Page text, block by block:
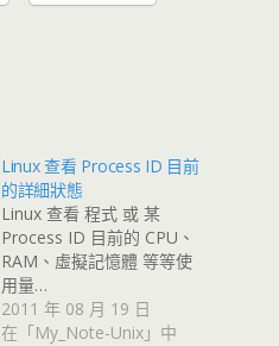
Linux 查看 Process ID 目前
的詳細狀態
Linux 查看 程式 或 某
Process ID 目前的 CPU、
RAM、虛擬記憶體 等等使
用量…
2011 年 08 月 19 日
在「My_Note-Unix」中